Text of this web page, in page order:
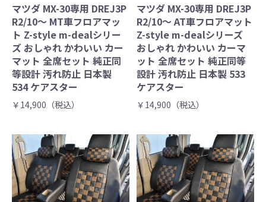
マツダ MX-30専用 DREJ3P
R2/10～ MT車フロアマッ
ト Z-style m-dealシリー
ズ おしゃれ かわいい カー
マット 全席セット 純正同
等設計 汚れ防止 日本製
534 ケアスター
￥14,900（税込）
マツダ MX-30専用 DREJ3P
R2/10～ AT車フロアマット
Z-style m-dealシリーズ
おしゃれ かわいい カーマ
ット 全席セット 純正同等
設計 汚れ防止 日本製 533
ケアスター
￥14,900（税込）